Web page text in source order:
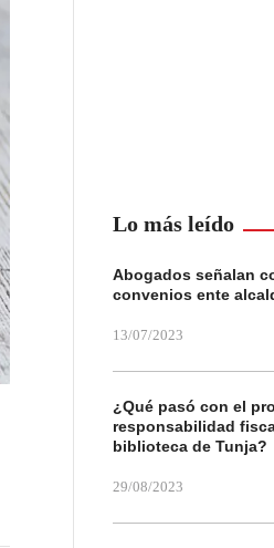
Lo más leído
Abogados señalan
convenios ente
13/07/2023
¿Qué pasó con el
responsabilidad
biblioteca de Tunja?
29/08/2023